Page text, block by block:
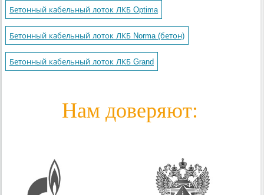
Бетонный кабельный лоток ЛКБ Optima
Бетонный кабельный лоток ЛКБ Norma (бетон)
Бетонный кабельный лоток ЛКБ Grand
Нам доверяют: